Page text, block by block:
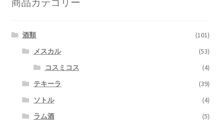
酒類
(101)
メスカル
(53)
コスミコス
(4)
テキーラ
(39)
ソトル
(4)
ラム酒
(5)